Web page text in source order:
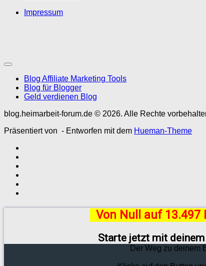
Impressum
Blog Affiliate Marketing Tools
Blog für Blogger
Geld verdienen Blog
blog.heimarbeit-forum.de © 2026. Alle Rechte
Präsentiert von - Entworfen mit dem Hueman-Theme
Von Null auf 13.497
Starte jetzt mit
Der Weg zu deinem